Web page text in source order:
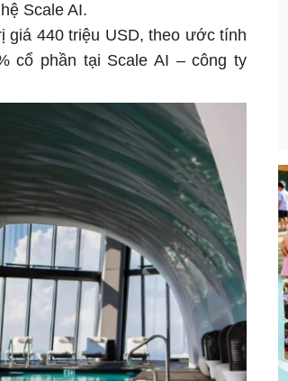
Scale AI.
giá 440 triệu USD, theo ước tính
cổ phần tại Scale AI – công ty